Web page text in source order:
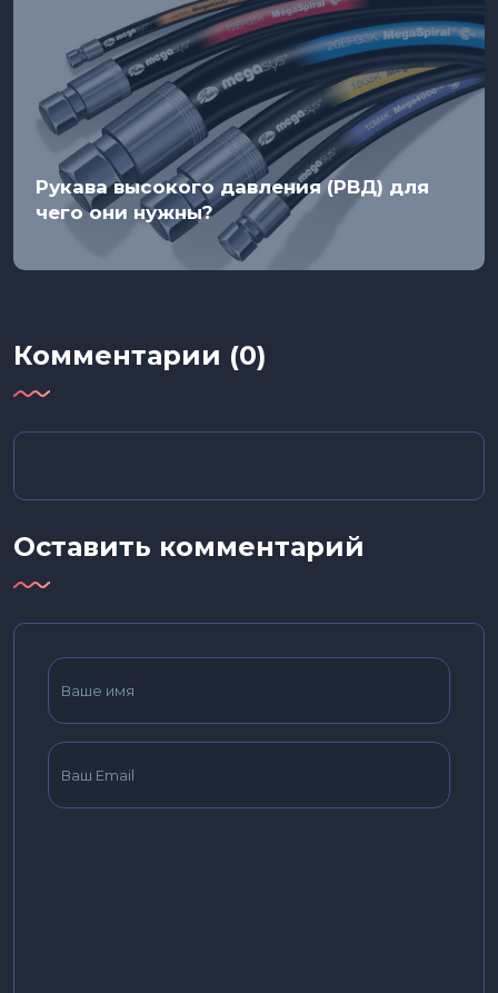
Рукава высокого давления (РВД) для
чего они нужны?
Комментарии (0)
Оставить комментарий